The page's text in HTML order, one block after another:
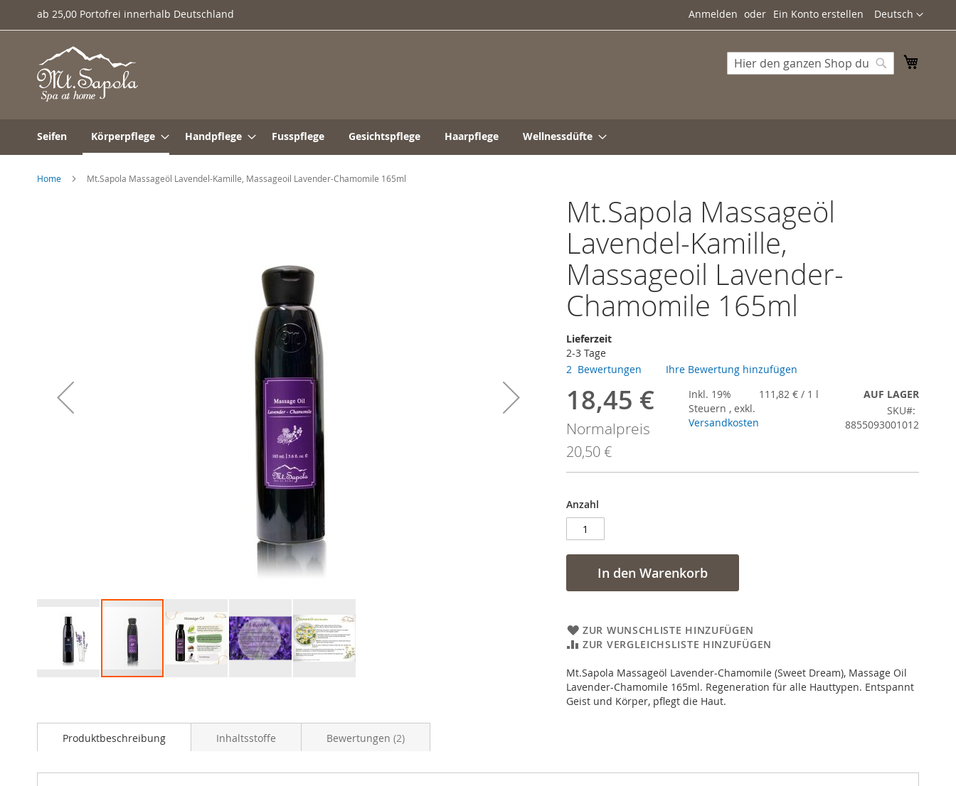
Direkt
zum
Sprache
Deutsch
Anmelden Ein Konto erstellen
ab 25,00 Portofrei innerhalb Deutschland
Suche
Seifen Körperpflege Handpflege Fusspflege Gesichtspflege Haarpflege Wellnessdüfte
Home Mt.Sapola Massageöl Lavendel-Kamille, Massageoil Lavender-Chamomile 165ml
Mt.Sapola Massageöl
Lavendel-Kamille,
Massageoil Lavender-
Chamomile 165ml
Lieferzeit
2-3 Tage
2 Bewertungen Ihre Bewertung hinzufügen
Sonderangebot
18,45 €
Normalpreis
20,50 €
Inkl. 19%
Steuern , exkl.
Versandkosten
111,82 € / 1 l
AUF LAGER
SKU
8855093001012
Anzahl
In den Warenkorb
ZUR WUNSCHLISTE HINZUFÜGEN
ZUR VERGLEICHSLISTE HINZUFÜGEN
Mt.Sapola Massageöl Lavender-Chamomile (Sweet Dream), Massage Oil
Lavender-Chamomile 165ml. Regeneration für alle Hauttypen. Entspannt
Geist und Körper, pflegt die Haut.
Bildergalerie
springenProduktbeschreibung Inhaltsstoffe Bewertungen 2